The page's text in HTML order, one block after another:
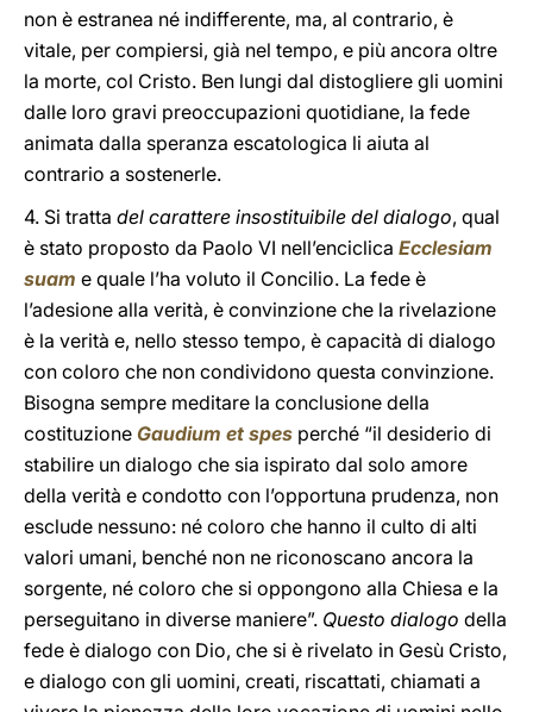
non è estranea né indifferente, ma, al contrario, è
vitale, per compiersi, già nel tempo, e più ancora oltre
la morte, col Cristo. Ben lungi dal distogliere gli uomini
dalle loro gravi preoccupazioni quotidiane, la fede
animata dalla speranza escatologica li aiuta al
contrario a sostenerle.
4. Si tratta del carattere insostituibile del dialogo, qual
è stato proposto da Paolo VI nell’enciclica Ecclesiam
suam e quale l’ha voluto il Concilio. La fede è
l’adesione alla verità, è convinzione che la rivelazione
è la verità e, nello stesso tempo, è capacità di dialogo
con coloro che non condividono questa convinzione.
Bisogna sempre meditare la conclusione della
costituzione Gaudium et spes perché “il desiderio di
stabilire un dialogo che sia ispirato dal solo amore
della verità e condotto con l’opportuna prudenza, non
esclude nessuno: né coloro che hanno il culto di alti
valori umani, benché non ne riconoscano ancora la
sorgente, né coloro che si oppongono alla Chiesa e la
perseguitano in diverse maniere”. Questo dialogo della
fede è dialogo con Dio, che si è rivelato in Gesù Cristo,
e dialogo con gli uomini, creati, riscattati, chiamati a